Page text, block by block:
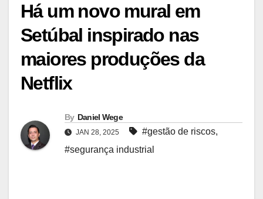
Há um novo mural em
Setúbal inspirado nas
maiores produções da
Netflix
By Daniel Wege
JAN 28, 2025 #gestão de riscos,
#segurança industrial